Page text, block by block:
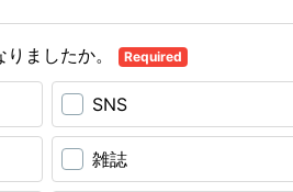
ましたか。 Required
SNS
雑誌